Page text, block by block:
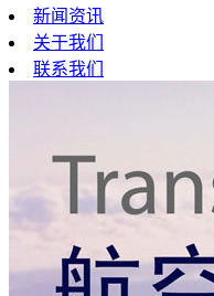
新闻资讯
关于我们
联系我们